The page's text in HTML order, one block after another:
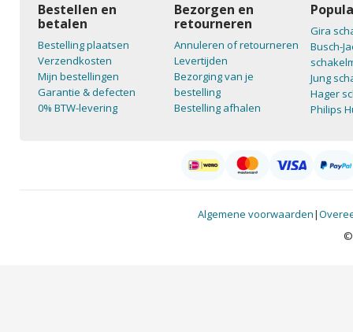
Bestellen en
betalen
Bestelling plaatsen
Verzendkosten
Mijn bestellingen
Garantie & defecten
0% BTW-levering
Bezorgen en
retourneren
Annuleren of retourneren
Levertijden
Bezorging van je
bestelling
Bestelling afhalen
Gira
Busch-
Jung
Hager
Philips
Algemene voorwaarden|
©